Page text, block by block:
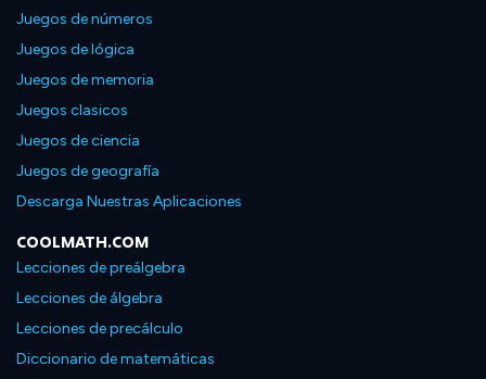
Juegos de números
Juegos de lógica
Juegos de memoria
Juegos clasicos
Juegos de ciencia
Juegos de geografía
Descarga Nuestras Aplicaciones
COOLMATH.COM
Lecciones de preálgebra
Lecciones de álgebra
Lecciones de precálculo
Diccionario de matemáticas